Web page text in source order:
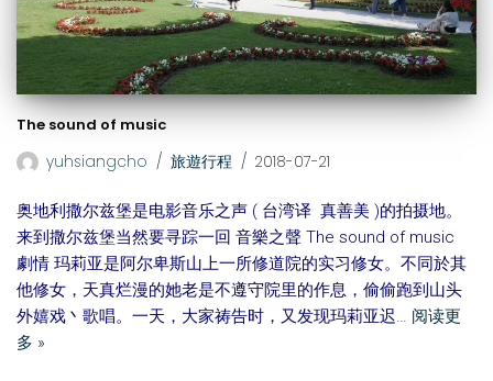
The sound of music
yuhsiangcho
旅遊行程 2018-07-21
奥地利撒尔兹堡是电影音乐之声 ( 台湾译 真善美 )的拍摄地。
来到撒尔兹堡当然要寻踪一回 音樂之聲 The sound of music
劇情 玛莉亚是阿尔卑斯山上一所修道院的实习修女。不同於其
他修女，天真烂漫的她老是不遵守院里的作息，偷偷跑到山头
外嬉戏丶歌唱。一天，大家祷告时，又发现玛莉亚迟… 阅读更
多 »